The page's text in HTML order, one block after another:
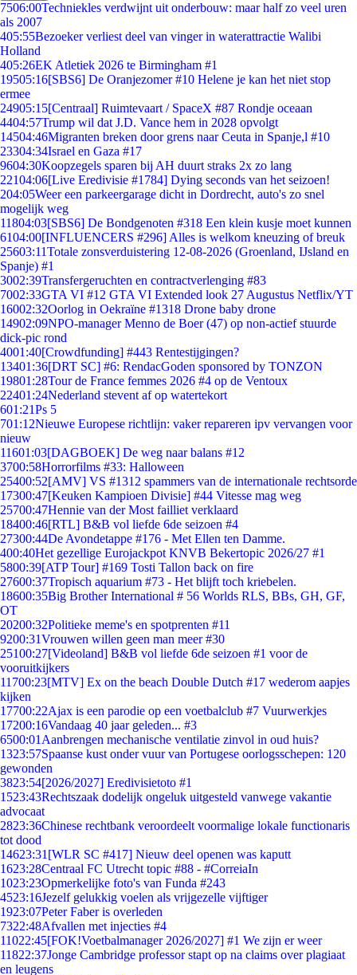
7506:00Techniekles verdwijnt uit onderbouw: maar half zo veel uren
als 2007
405:55Bezoeker verliest deel van vinger in waterattractie Walibi
Holland
405:26EK Atletiek 2026 te Birmingham #1
19505:16[SBS6] De Oranjezomer #10 Helene je kan het niet stop
ermee
24905:15[Centraal] Ruimtevaart / SpaceX #87 Rondje oceaan
4404:57Trump wil dat J.D. Vance hem in 2028 opvolgt
14504:46Migranten breken door grens naar Ceuta in Spanje,l #10
23304:34Israel en Gaza #17
9604:30Koopzegels sparen bij AH duurt straks 2x zo lang
22104:06[Live Eredivisie #1784] Dying seconds van het seizoen!
204:05Weer een parkeergarage dicht in Dordrecht, auto's zo snel
mogelijk weg
11804:03[SBS6] De Bondgenoten #318 Een klein kusje moet kunnen
6104:00[INFLUENCERS #296] Alles is welkom kneuzing of breuk
25603:11Totale zonsverduistering 12-08-2026 (Groenland, IJsland en
Spanje) #1
3002:39Transfergeruchten en contractverlenging #83
7002:33GTA VI #12 GTA VI Extended look 27 Augustus Netflix/YT
16002:32Oorlog in Oekraïne #1318 Drone baby drone
14902:09NPO-manager Menno de Boer (47) op non-actief stuurde
dick-pic rond
4001:40[Crowdfunding] #443 Rentestijgingen?
13401:36[DRT SC] #6: RendacGoden sponsored by TONZON
19801:28Tour de France femmes 2026 #4 op de Ventoux
22401:24Nederland stevent af op watertekort
601:21Ps 5
701:12Nieuwe Europese richtlijn: vaker repareren ipv vervangen voor
nieuw
11601:03[DAGBOEK] De weg naar balans #12
3700:58Horrorfilms #33: Halloween
25400:52[AMV] VS #1312 spammers van de internationale rechtsorde
17300:47[Keuken Kampioen Divisie] #44 Vitesse mag weg
25700:47Hennie van der Most failliet verklaard
18400:46[RTL] B&B vol liefde 6de seizoen #4
27300:44De Avondetappe #176 - Met Ellen ten Damme.
400:40Het gezellige Eurojackpot KNVB Bekertopic 2026/27 #1
5800:39[ATP Tour] #169 Tosti Tallon back on fire
27600:37Tropisch aquarium #73 - Het blijft toch kriebelen.
18600:35Big Brother International # 56 Worlds RLS, BBs, GH, GF,
OT
20200:32Politieke meme's en spotprenten #11
9200:31Vrouwen willen geen man meer #30
25100:27[Videoland] B&B vol liefde 6de seizoen #1 voor de
vooruitkijkers
11700:23[MTV] Ex on the beach Double Dutch #17 wederom aapjes
kijken
17700:22Ajax is een parodie op een voetbalclub #7 Vuurwerkjes
17200:16Vandaag 40 jaar geleden... #3
6500:01 Aanbrengen mechanische ventilatie zinvol in oud huis?
1323:57Spaanse kust onder vuur van Portugese oorlogsschepen: 120
gewonden
3823:54[2026/2027] Eredivisietoto #1
1523:43Rechtszaak dodelijk ongeluk uitgesteld vanwege vakantie
advocaat
2823:36Chinese rechtbank veroordeelt voormalige lokale functionaris
tot dood
14623:31 [WLR SC #417] Nieuw deel openen was kaputt
1623:28Centraal FC Utrecht topic #88 - #CorreiaIn
1023:23Opmerkelijke foto's van Funda #243
4523:16Jezelf gelukkig voelen als vrijgezelle vijftiger
1923:07Peter Faber is overleden
7322:48Afvallen met injecties #4
11022:45[FOK!Voetbalmanager 2026/2027] #1 We zijn er weer
11822:37Jonge Cambridge professor stapt op na claims over plagiaat
en leugens